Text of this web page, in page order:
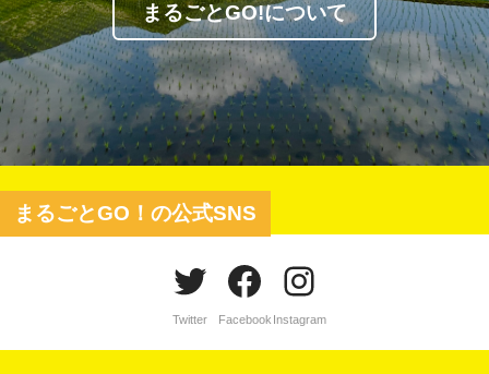
まるごとGO!について
まるごとGO！の公式SNS